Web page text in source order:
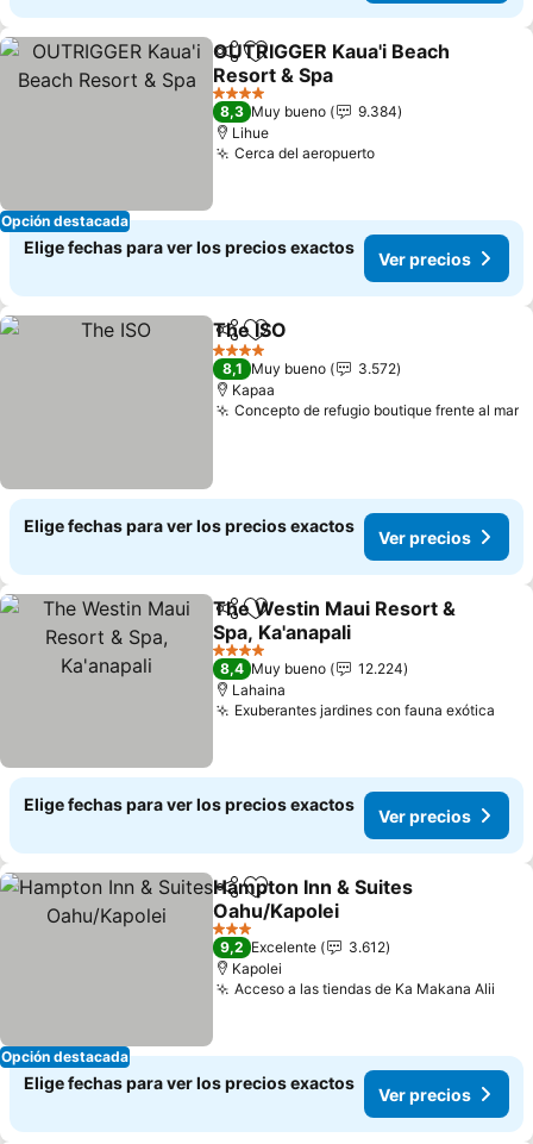
Opción destacada
CompartirAgregar a favoritos
OUTRIGGER Kaua'i Beach
Resort & Spa
4 Estrellas
8,3 Muy bueno
9.384
Lihue
Cerca del aeropuerto
Elige fechas para ver los precios exactos
Ver precios
CompartirAgregar a favoritos
The ISO
4 Estrellas
8,1 Muy bueno
3.572
Kapaa
Concepto de refugio boutique frente al mar
Elige fechas para ver los precios exactos
Ver precios
Compartir
Agregar a favoritos
The Westin Maui Resort &
Spa, Ka'anapali
4 Estrellas
8,4 Muy bueno
12.224
Lahaina
Exuberantes jardines con fauna exótica
Elige fechas para ver los precios exactos
Ver precios
Opción destacada
CompartirAgregar a favoritos
Hampton Inn & Suites
Oahu/Kapolei
3 Estrellas
9,2 Excelente
3.612
Kapolei
Acceso a las tiendas de Ka Makana Alii
Elige fechas para ver los precios exactos
Ver precios